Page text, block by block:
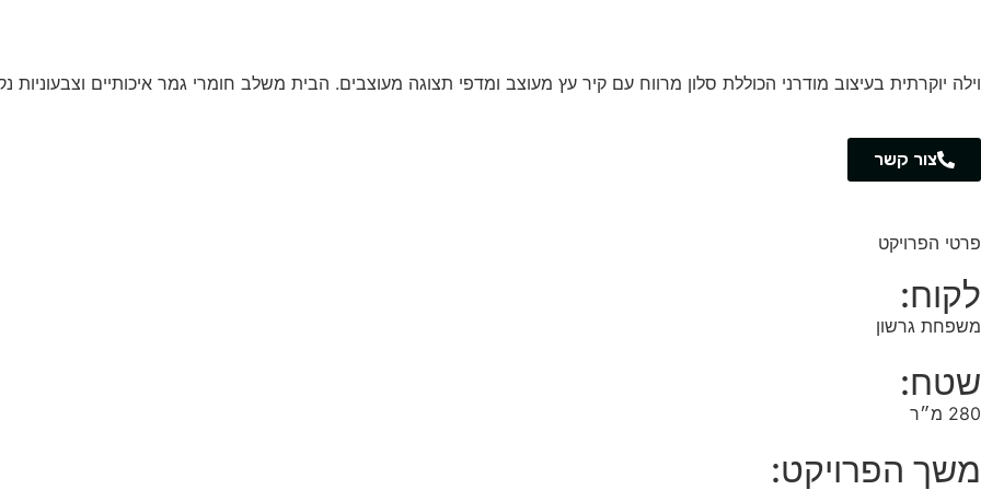
וילה יוקרתית בעיצוב מודרני הכוללת סלון מרווח עם קיר עץ מעוצב ומדפי תצוגה מעוצבים. הבית משלב חומרי גמר איכותיים וצבעוניות
צור קשר
פרטי הפרויקט
לקוח:
משפחת גרשון
שטח:
280 מ״ר
משך הפרויקט: